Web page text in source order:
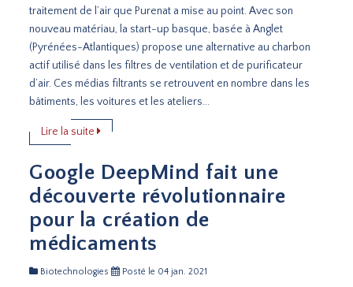
traitement de l’air que Purenat a mise au point. Avec son
nouveau matériau, la start-up basque, basée à Anglet
(Pyrénées-Atlantiques) propose une alternative au charbon
actif utilisé dans les filtres de ventilation et de purificateur
d’air. Ces médias filtrants se retrouvent en nombre dans les
bâtiments, les voitures et les ateliers...
Lire la suite
Google DeepMind fait une
découverte révolutionnaire
pour la création de
médicaments
Biotechnologies Posté le 04 jan. 2021